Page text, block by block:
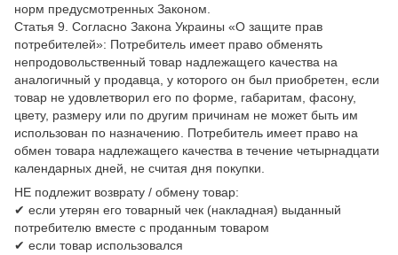
норм предусмотренных Законом.
Статья 9. Согласно Закона Украины «О защите прав
потребителей»: Потребитель имеет право обменять
непродовольственный товар надлежащего качества на
аналогичный у продавца, у которого он был приобретен, если
товар не удовлетворил его по форме, габаритам, фасону,
цвету, размеру или по другим причинам не может быть им
использован по назначению. Потребитель имеет право на
обмен товара надлежащего качества в течение четырнадцати
календарных дней, не считая дня покупки.
НЕ подлежит возврату / обмену товар:
✔ если утерян его товарный чек (накладная) выданный
потребителю вместе с проданным товаром
✔ если товар использовался